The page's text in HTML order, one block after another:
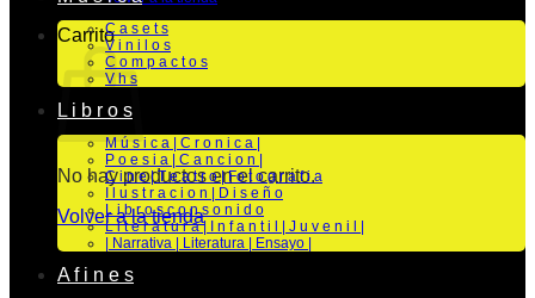
Carrito
No hay productos en el carrito.
Volver a la tienda
C a s e t s
V i n i l o s
C o m p a c t o s
V h s
L i b r o s
M ú s i c a | C r o n i c a |
P o e s i a | C a n c i o n |
C i n e | T e a t r o | Fo t o g r a f i a
I l u s t r a c i o n | D i s e ñ o
L i b r o s c o n s o n i d o
L i t e r a t u r a | I n f a n t i l | J u v e n i l |
| Narrativa | Literatura | Ensayo |
A f i n e s